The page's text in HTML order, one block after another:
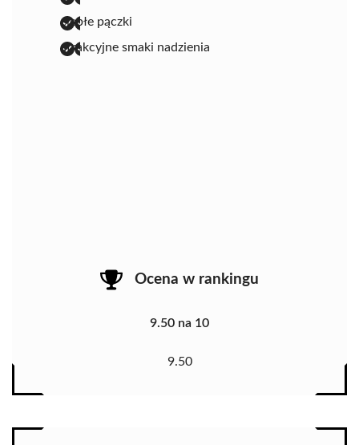
ciepłe pączki
atrakcyjne smaki nadzienia
Ocena w rankingu
9.50 na 10
9.50